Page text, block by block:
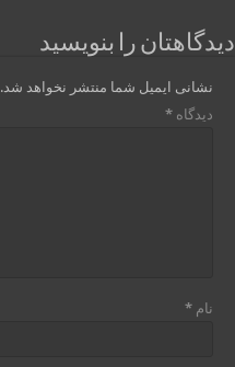
دیدگاهتان را بنویسید
نشانی ایمیل شما منتشر نخواهد شد.
دیدگاه*
نام*